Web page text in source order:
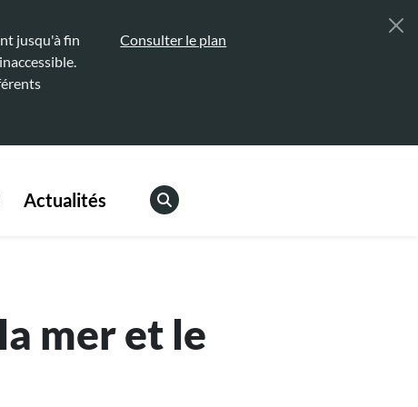
jusqu'à fin
Consulter le plan
Actualités
mer et le